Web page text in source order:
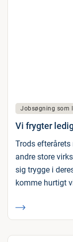
Jobsøgning som
Vi frygter
Trods
andre store
sig trygge i
komme hurtigt